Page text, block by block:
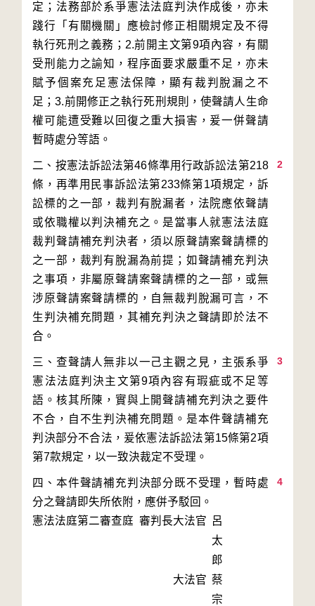
定；法務部於系爭憲法法庭判決作成後，亦未
踐行「有關機關」應檢討修正相關規定及不得
執行死刑之義務；2.前開主文第9項內容，有關
受刑能力之諭知，程序面要求嚴重不足，亦未
賦予個案充足憲法保障，顯有裁判脫漏之不
足；3.前開修正之執行死刑規則，使聲請人生命
權可能遭受難以回復之重大損害，爰一併聲請
2
二、按憲法訴訟法第46條準用行政訴訟法第218
條，再準用民事訴訟法第233條第1項規定，訴
訟標的之一部，裁判有脫漏者，法院應依聲請
或依職權以判決補充之。是當事人就憲法法庭
裁判聲請補充判決者，須以原聲請案聲請標的
之一部，裁判有脫漏為前提；如聲請補充判決
之事項，非屬原聲請案聲請標的之一部，或無
涉原聲請案聲請標的，自無裁判脫漏可言，不
生判決補充問題，其補充判決之聲請即於法不
3
三、查聲請人無非以一己主觀之見，主張系爭
憲法法庭判決主文第9項內容有瑕疵或不足等
語。核其所陳，實與上開聲請補充判決之要件
不合，自不生判決補充問題。是本件聲請補充
判決部分不合法，爰依憲法訴訟法第15條第2項
4
四、本件聲請補充判決部分既不受理，暫時處
分之聲請即失所依附，應併予駁回。
憲法法庭第二審查庭 審判長大法官 呂
太
郎
大法官 蔡
宗